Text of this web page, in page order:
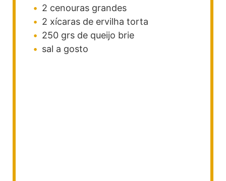
2 cenouras grandes
2 xícaras de ervilha torta
250 grs de queijo brie
sal a gosto